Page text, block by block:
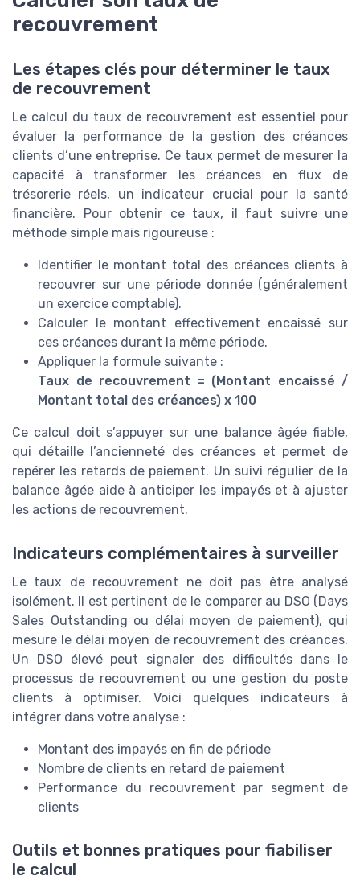
recouvrement
Les étapes clés pour déterminer le taux
de recouvrement
Le calcul du taux de recouvrement est essentiel pour
évaluer la performance de la gestion des créances
clients d’une entreprise. Ce taux permet de mesurer la
capacité à transformer les créances en flux de
trésorerie réels, un indicateur crucial pour la santé
financière. Pour obtenir ce taux, il faut suivre une
méthode simple mais rigoureuse :
Identifier le montant total des créances clients à
recouvrer sur une période donnée (généralement
un exercice comptable).
Calculer le montant effectivement encaissé sur
ces créances durant la même période.
Appliquer la formule suivante :
Taux de recouvrement = (Montant encaissé /
Montant total des créances) x 100
Ce calcul doit s’appuyer sur une balance âgée fiable,
qui détaille l’ancienneté des créances et permet de
repérer les retards de paiement. Un suivi régulier de la
balance âgée aide à anticiper les impayés et à ajuster
les actions de recouvrement.
Indicateurs complémentaires à surveiller
Le taux de recouvrement ne doit pas être analysé
isolément. Il est pertinent de le comparer au DSO (Days
Sales Outstanding ou délai moyen de paiement), qui
mesure le délai moyen de recouvrement des créances.
Un DSO élevé peut signaler des difficultés dans le
processus de recouvrement ou une gestion du poste
clients à optimiser. Voici quelques indicateurs à
intégrer dans votre analyse :
Montant des impayés en fin de période
Nombre de clients en retard de paiement
Performance du recouvrement par segment de
clients
Outils et bonnes pratiques pour fiabiliser
le calcul